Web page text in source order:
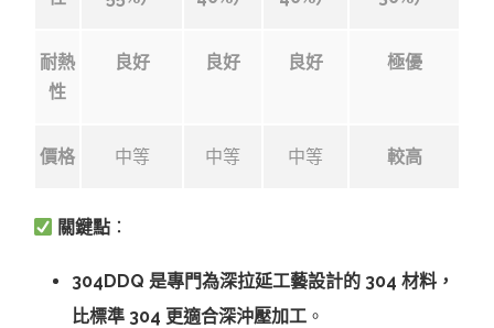
耐熱
性
良好 良好 良好 極優
價格 中等 中等 中等 較高
關鍵點 ：
304DDQ 是專門為深拉延工藝設計的 304 材料，
比標準 304 更適合深沖壓加工 。